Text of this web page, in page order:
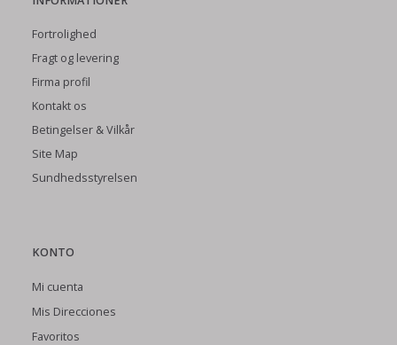
Fortrolighed
Fragt og levering
Firma profil
Kontakt os
Betingelser & Vilkår
Site Map
Sundhedsstyrelsen
KONTO
Mi cuenta
Mis Direcciones
Favoritos